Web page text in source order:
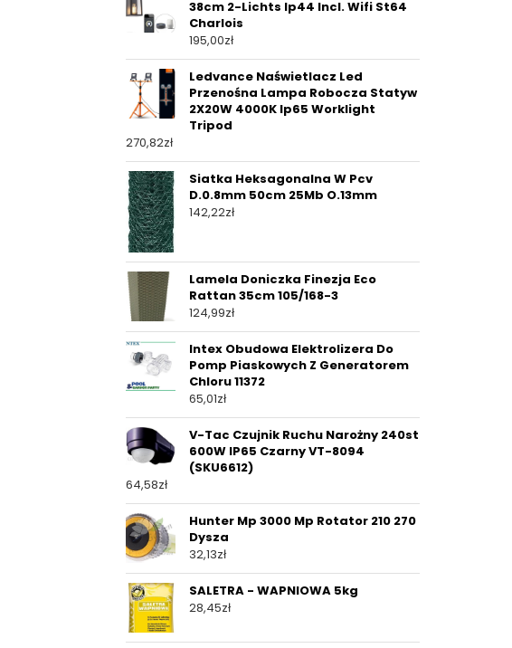
38cm 2-Lichts Ip44 Incl. Wifi St64
Charlois
195,00zł
Ledvance Naświetlacz Led
Przenośna Lampa Robocza Statyw
2X20W 4000K Ip65 Worklight
Tripod
270,82zł
Siatka Heksagonalna W Pcv
D.0.8mm 50cm 25Mb O.13mm
142,22zł
Lamela Doniczka Finezja Eco
Rattan 35cm 105/168-3
124,99zł
Intex Obudowa Elektrolizera Do
Pomp Piaskowych Z Generatorem
Chloru 11372
65,01zł
V-Tac Czujnik Ruchu Narożny 240st
600W IP65 Czarny VT-8094
(SKU6612)
64,58zł
Hunter Mp 3000 Mp Rotator 210 270
Dysza
32,13zł
SALETRA - WAPNIOWA 5kg
28,45zł